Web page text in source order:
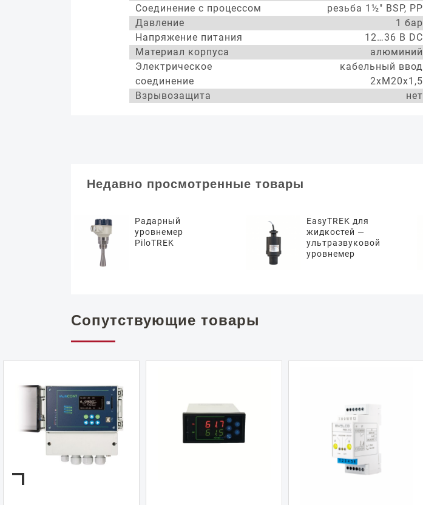
Соединение с процессом
резьба 1½" BSP, PP
Давление
1 бар
Напряжение питания
12…36 В DC
Материал корпуса
алюминий
Электрическое
соединение
кабельный ввод
2хМ20х1,5
Взрывозащита
нет
Недавно просмотренные товары
Радарный
уровнемер
PiloTREK
EasyTREK для
жидкостей —
ультразвуковой
уровнемер
Сопутствующие товары